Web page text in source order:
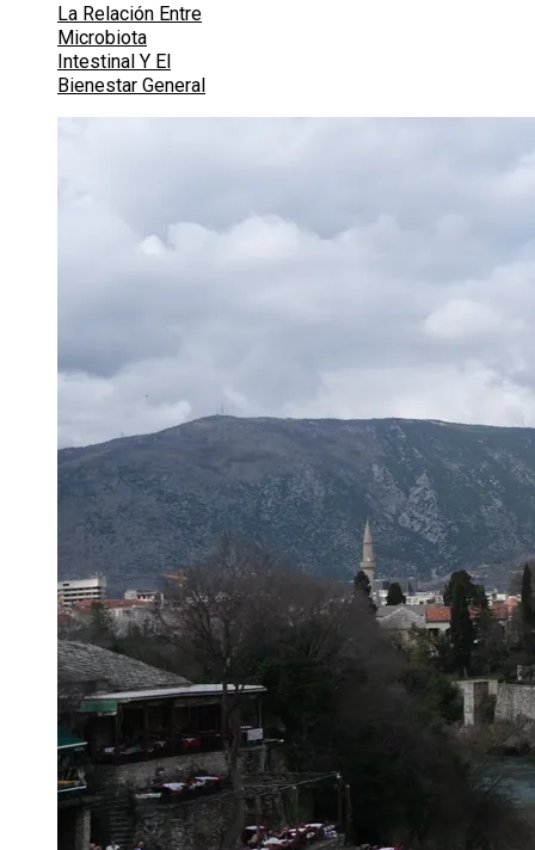
La Relación Entre
Microbiota
Intestinal Y El
Bienestar General